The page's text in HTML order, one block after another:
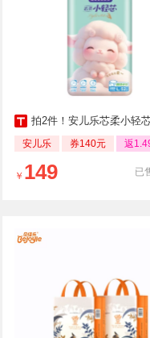
拍2件！安儿乐芯柔小轻
安儿乐 券140元 返
已
￥ 149